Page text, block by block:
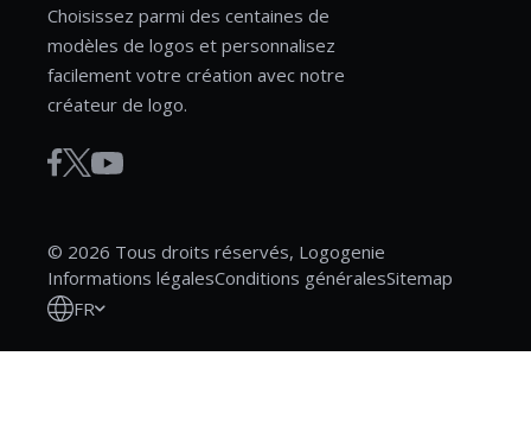
Choisissez parmi des centaines de
modèles de logos et personnalisez
facilement votre création avec notre
créateur de logo.
© 2026 Tous droits réservés, Logogenie
Informations légalesConditions généralesSitemap
FR